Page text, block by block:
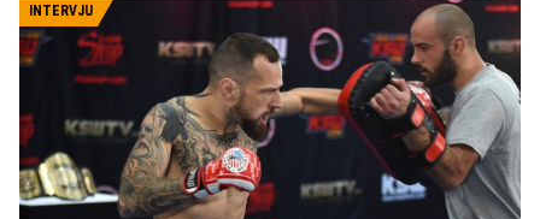
njegov dvoboj dolgočasen, saj to nikakor ni njegov
slog, hkrati pa velja za borca, ki je neusmiljen do
svojih nasprotnikov. Tokrat bo to Mario Žgela.
INTERVJU